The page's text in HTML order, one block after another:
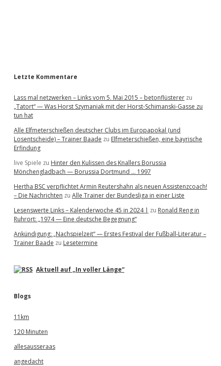
Letzte Kommentare
Lass mal netzwerken – Links vom 5. Mai 2015 – betonflüsterer zu
„Tatort“ — Was Horst Szymaniak mit der Horst-Schimanski-Gasse zu
tun hat
Alle Elfmeterschießen deutscher Clubs im Europapokal (und
Losentscheide) – Trainer Baade zu Elfmeterschießen, eine bayrische
Erfindung
live Spiele zu Hinter den Kulissen des Knallers Borussia
Mönchengladbach — Borussia Dortmund … 1997
Hertha BSC verpflichtet Armin Reutershahn als neuen Assistenzcoach!
– Die Nachrichten zu Alle Trainer der Bundesliga in einer Liste
Lesenswerte Links – Kalenderwoche 45 in 2024 | zu Ronald Reng in
Ruhrort: „1974 — Eine deutsche Begegnung“
Ankündigung: „Nachspielzeit“ — Erstes Festival der Fußball-Literatur –
Trainer Baade zu Lesetermine
Aktuell auf „In voller Länge“
Blogs
11km
120 Minuten
allesausseraas
angedacht